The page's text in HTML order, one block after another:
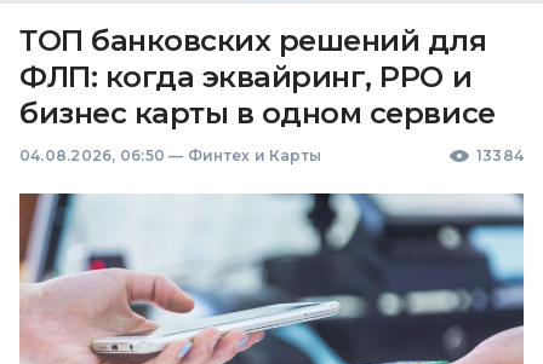
ТОП банковских решений для
ФЛП: когда эквайринг, РРО и
бизнес карты в одном сервисе
04.08.2026, 06:50 — Финтех и Карты 13384